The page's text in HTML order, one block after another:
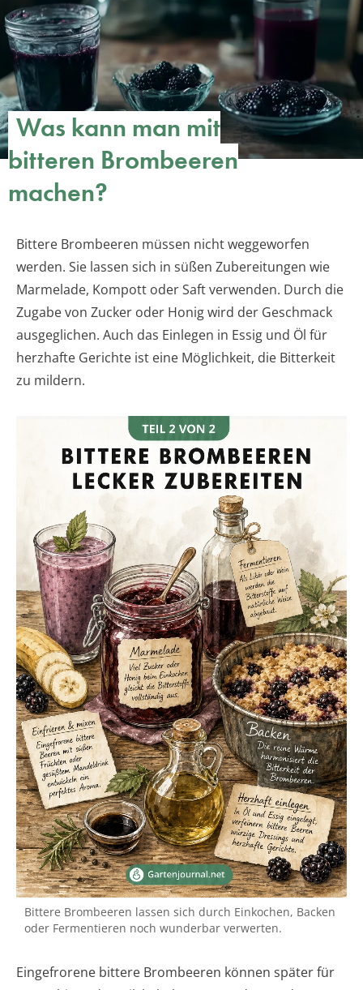
Was kann man mit
bitteren Brombeeren
machen?
Bittere Brombeeren müssen nicht weggeworfen
werden. Sie lassen sich in süßen Zubereitungen wie
Marmelade, Kompott oder Saft verwenden. Durch die
Zugabe von Zucker oder Honig wird der Geschmack
ausgeglichen. Auch das Einlegen in Essig und Öl für
herzhafte Gerichte ist eine Möglichkeit, die Bitterkeit
zu mildern.
Bittere Brombeeren lassen sich durch Einkochen, Backen
oder Fermentieren noch wunderbar verwerten.
Eingefrorene bittere Brombeeren können später für